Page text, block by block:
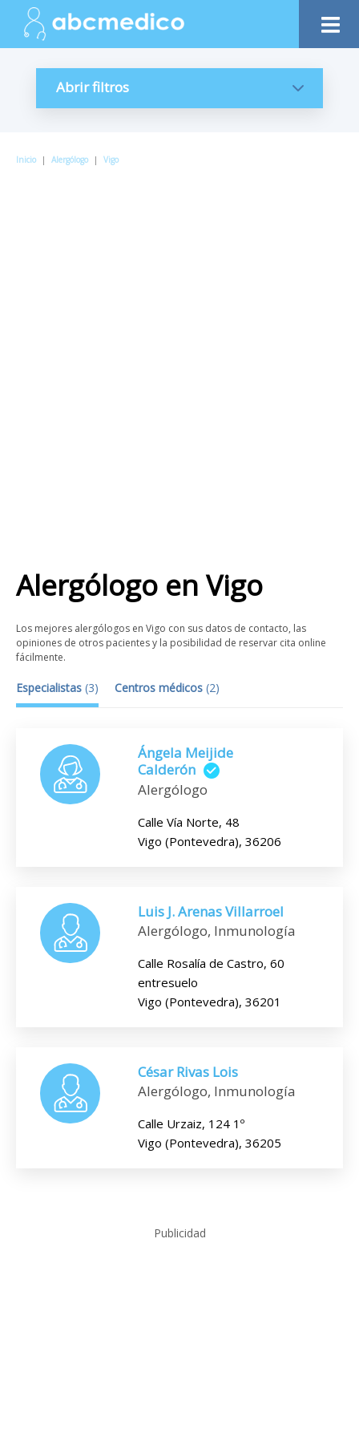
Abrir filtros
Inicio | Alergólogo | Vigo
Alergólogo enVigo
Los mejores alergólogos en Vigo con sus datos de contacto, las
opiniones de otros pacientes y la posibilidad de reservar cita online
fácilmente.
Especialistas (3) Centros médicos (2)
Ángela Meijide
Calderón
Alergólogo
Calle Vía Norte, 48
Vigo (Pontevedra), 36206
Luis J. Arenas Villarroel
Alergólogo, Inmunología
Calle Rosalía de Castro, 60
entresuelo
Vigo (Pontevedra), 36201
César Rivas Lois
Alergólogo, Inmunología
Calle Urzaiz, 124 1º
Vigo (Pontevedra), 36205
Publicidad